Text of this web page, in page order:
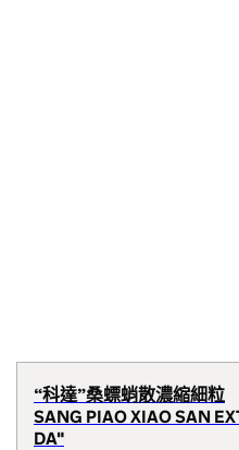
“科達”桑螵蛸散濃縮細粒
SANG PIAO XIAO SAN
DA"